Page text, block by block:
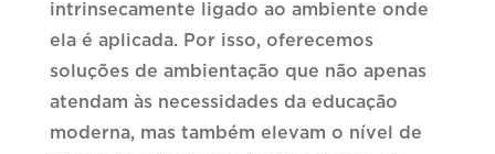
intrinsecamente ligado ao ambiente onde
ela é aplicada. Por isso, oferecemos
soluções de ambientação que não apenas
atendam às necessidades da educação
moderna, mas também elevam o nível de